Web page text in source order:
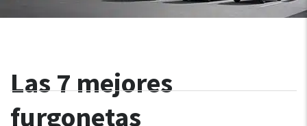
Las 7 mejores
furgonetas